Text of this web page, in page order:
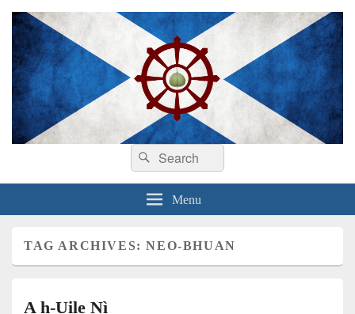
Search
for:
Search
Menu
TAG ARCHIVES:NEO-BHUAN
A h-Uile Nì